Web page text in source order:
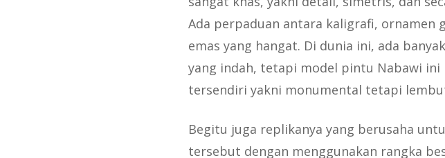
Ada perpaduan antara kaligrafi, ornamen
emas yang hangat. Di dunia ini, ada
yang indah, tetapi model pintu Nabawi ini
tersendiri yakni monumental tetapi
Begitu juga replikanya yang berusaha
tersebut dengan menggunakan rangka